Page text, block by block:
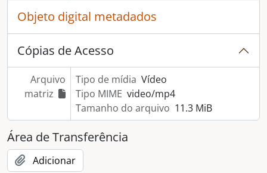
Objeto digital metadados
Cópias de Acesso
Arquivo
matriz
Tipo de mídia Vídeo
Tipo MIME video/mp4
Tamanho do arquivo 11.3 MiB
Área de Transferência
Adicionar